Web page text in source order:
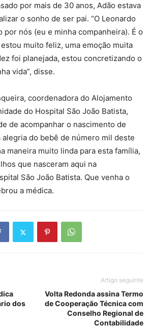
por mais de 30 anos, Adão estava
o sonho de ser pai. “O Leonardo
por nós (eu e minha companheira). É o
muito feliz, uma emoção muita
foi planejada, estou concretizando o
vida”, disse.
coordenadora do Alojamento
do Hospital São João Batista,
de acompanhar o nascimento de
alegria do bebê de número mil deste
maneira muito linda para esta família,
que nasceram aqui na
São João Batista. Que venha o
a médica.
dos
Artigo seguinte
Volta Redonda assina Termo
de Cooperação Técnica com
Conselho Regional de
Contabilidade